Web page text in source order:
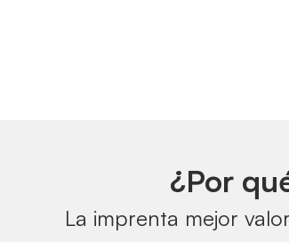
¿Por
La imprenta mejor